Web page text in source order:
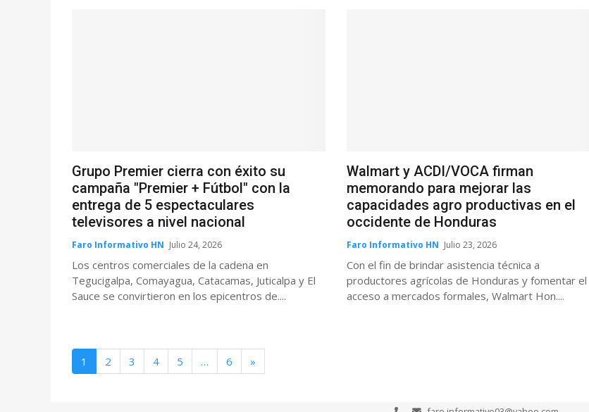
Grupo Premier cierra con éxito su
campaña "Premier + Fútbol" con la
entrega de 5 espectaculares
televisores a nivel nacional
Faro Informativo HN Julio 24, 2026
Los centros comerciales de la cadena en
Tegucigalpa, Comayagua, Catacamas, Juticalpa y El
Sauce se convirtieron en los epicentros de....
Walmart y ACDI/VOCA firman
memorando para mejorar las
capacidades agro productivas en el
occidente de Honduras
Faro Informativo HN Julio 23, 2026
Con el fin de brindar asistencia técnica a
productores agrícolas de Honduras y fomentar el
acceso a mercados formales, Walmart Hon....
1 2 3 4 5 … 6 »